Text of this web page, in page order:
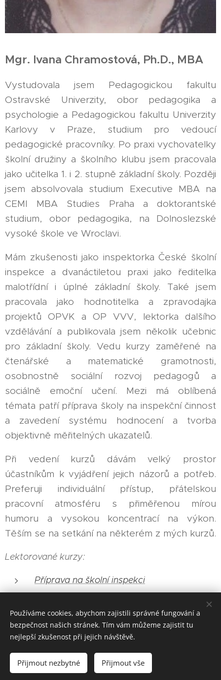
Mgr. Ivana Chramostová, Ph.D., MBA
Vystudovala jsem Pedagogickou fakultu
Ostravské Univerzity, obor pedagogika a
psychologie a Pedagogickou fakultu Univerzity
Karlovy v Praze, studium pro vedoucí
pedagogické pracovníky. Po praxi vychovatelky
školní družiny a školního klubu jsem pracovala
jako učitelka 1. i 2. stupně základní školy. Později
jsem absolvovala studium Executive MBA na
CEMI MBA Studies Praha a doktorantské
studium, obor pedagogika, na Dolnoslezské
vysoké škole ve Wroclavi.
Mám zkušenosti jako inspektorka České školní
inspekce a dvanáctiletou praxi jako ředitelka
malotřídní i úplné základní školy. Také jsem
pracovala jako hodnotitelka a zpravodajka
projektů OPVK a OP VVV, lektorka dalšího
vzdělávání a publikovala jsem několik učebnic
pro základní školy. Vedu kurzy zaměřené na
čtenářské a matematické gramotnosti,
osobnostně sociální rozvoj pedagogů a
sociálně emoční učení. Mezi má oblíbená
témata patří příprava školy na inspekční činnost
a zavedení systému hodnocení a tvorba
objektivně měřitelných ukazatelů.
Při vedení kurzů dávám velký prostor
účastníkům k vyjádření jejich názorů a potřeb.
Preferuji individuální přístup, přátelskou
pracovní atmosféru s přiměřenou mírou
humoru a vysokou koncentrací na výkon.
Těším se na setkání na některém z mých kurzů.
Lektorované kurzy:
Příprava na školní inspekci
JAK MŮŽEME SPOLUPRACOVAT?
Používáme cookies, abychom zajistili správné fungování a
bezpečnost našich stránek. Tím vám můžeme zajistit tu
nejlepší zkušenost při jejich návštěvě.
Přijmout nezbytné Přijmout vše